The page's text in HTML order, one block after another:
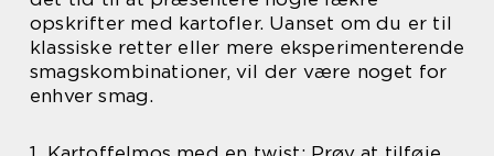
opskrifter med kartofler. Uanset om du er til
klassiske retter eller mere eksperimenterende
smagskombinationer, vil der være noget for
enhver smag.